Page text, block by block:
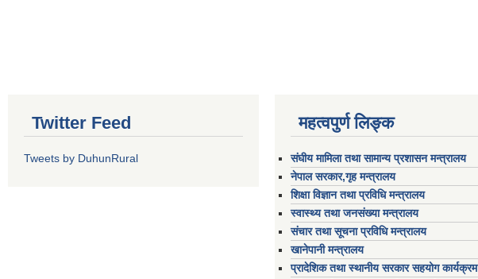
Twitter Feed
Tweets by DuhunRural
महत्वपुर्ण लिङ्क
संघीय मामिला तथा सामान्य प्रशासन मन्त्रालय
नेपाल सरकार,गृह मन्त्रालय
शिक्षा विज्ञान तथा प्रविधि मन्त्रालय
स्वास्थ्य तथा जनसंख्या मन्त्रालय
संचार तथा सूचना प्रविधि मन्त्रालय
खानेपानी मन्त्रालय
प्रादेशिक तथा स्थानीय सरकार सहयोग कार्यक्रम